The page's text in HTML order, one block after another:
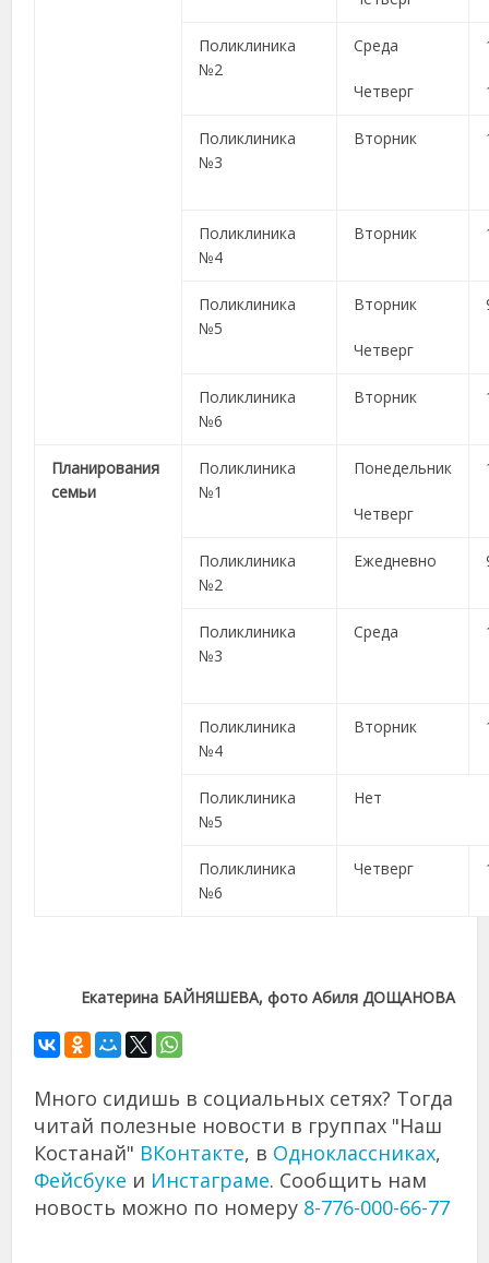
Поликлиника
№2
Среда
Четверг
Поликлиника
№3
Вторник
Поликлиника
№4
Вторник
Поликлиника
№5
Вторник
Четверг
Поликлиника
№6
Вторник
Планирования
семьи
Поликлиника
№1
Понедельник
Четверг
Поликлиника
№2
Ежедневно
Поликлиника
№3
Среда
Поликлиника
№4
Вторник
Поликлиника
№5
Нет
Поликлиника
№6
Четверг
Екатерина БАЙНЯШЕВА, фото Абиля ДОЩАНОВА
Много сидишь в социальных сетях? Тогда
читай полезные новости в группах "Наш
Костанай" ВКонтакте, в Одноклассниках,
Фейсбуке и Инстаграме. Сообщить нам
новость можно по номеру 8-776-000-66-77